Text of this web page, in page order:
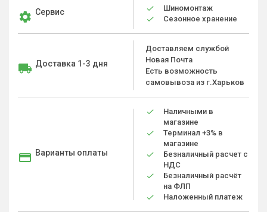
Сервис
Шиномонтаж
Сезонное хранение
Доставка 1-3 дня
Доставляем службой
Новая Почта
Есть возможность
самовывоза из г.Харьков
Варианты оплаты
Наличными в
магазине
Терминал +3% в
магазине
Безналичный расчет с
НДС
Безналичный расчёт
на ФЛП
Наложенный платеж